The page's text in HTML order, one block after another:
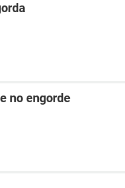
no engorde